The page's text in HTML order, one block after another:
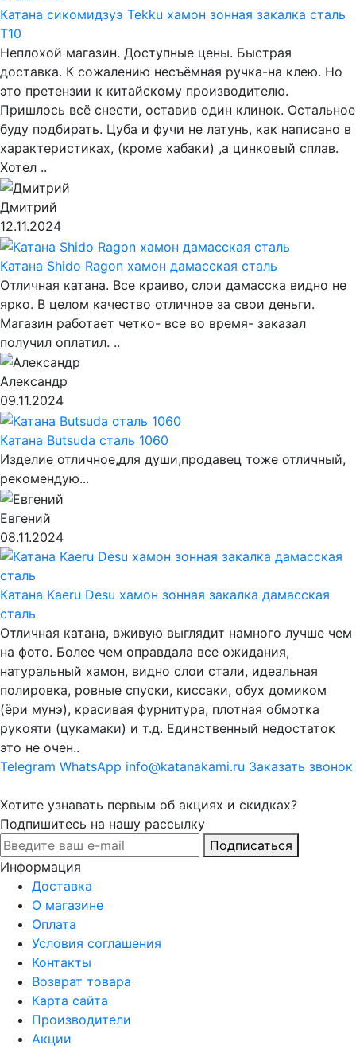
Катана сикомидзуэ Tekku хамон зонная закалка сталь
T10
Неплохой магазин. Доступные цены. Быстрая
доставка. К сожалению несъёмная ручка-на клею. Но
это претензии к китайскому производителю.
Пришлось всё снести, оставив один клинок. Остальное
буду подбирать. Цуба и фучи не латунь, как написано в
характеристиках, (кроме хабаки) ,а цинковый сплав.
Хотел ..
Дмитрий
12.11.2024
Катана Shido Ragon хамон дамасская сталь
Отличная катана. Все краиво, слои дамасска видно не
ярко. В целом качество отличное за свои деньги.
Магазин работает четко- все во время- заказал
получил оплатил. ..
Александр
09.11.2024
Катана Butsuda сталь 1060
Изделие отличное,для души,продавец тоже отличный,
рекомендую...
Евгений
08.11.2024
Катана Kaeru Desu хамон зонная закалка дамасская
сталь
Отличная катана, вживую выглядит намного лучше чем
на фото. Более чем оправдала все ожидания,
натуральный хамон, видно слои стали, идеальная
полировка, ровные спуски, киссаки, обух домиком
(ёри мунэ), красивая фурнитура, плотная обмотка
рукояти (цукамаки) и т.д. Единственный недостаток
это не очен..
Telegram WhatsApp info@katanakami.ru Заказать звонок
Хотите узнавать первым об акциях и скидках?
Подпишитесь на нашу рассылку
Подписаться
Информация
Доставка
О магазине
Оплата
Условия соглашения
Контакты
Возврат товара
Карта сайта
Производители
Акции